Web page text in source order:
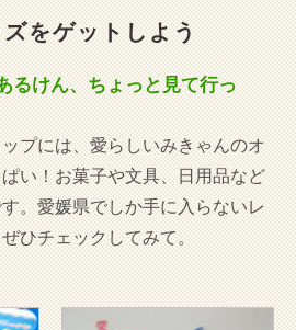
をゲットしよう
るけん、ちょっと見て行っ
プには、愛らしいみきゃんのオ
い！お菓子や文具、日用品など
。愛媛県でしか手に入らないレ
ひチェックしてみて。